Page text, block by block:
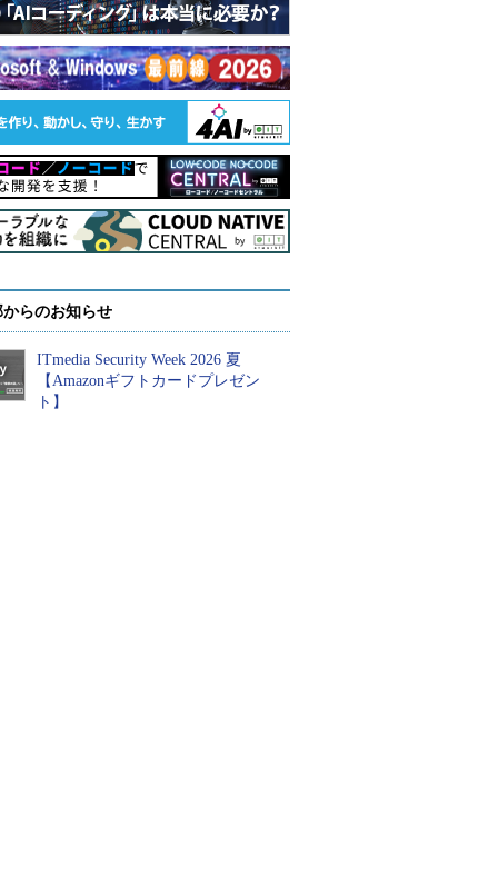
らのお知らせ
ITmedia Security Week 2026 夏
【Amazonギフトカードプレゼン
ト】